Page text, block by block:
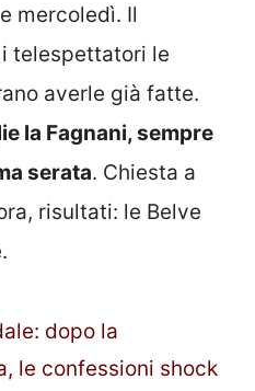
mercoledì. Il
telespettatori le
averle già fatte.
la Fagnani, sempre
serata. Chiesta a
risultati: le Belve
dopo la
le confessioni shock